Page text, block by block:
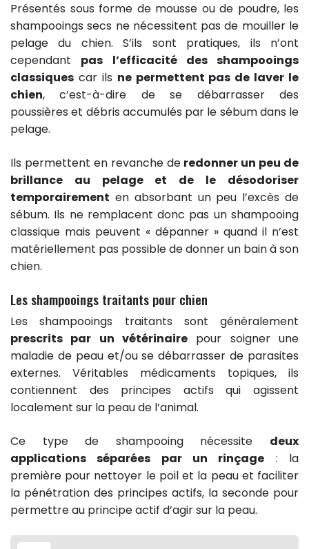
Présentés sous forme de mousse ou de poudre, les
shampooings secs ne nécessitent pas de mouiller le
pelage du chien. S’ils sont pratiques, ils n’ont
cependant pas l’efficacité des shampooings
classiques car ils ne permettent pas de laver le
chien, c’est-à-dire de se débarrasser des
poussières et débris accumulés par le sébum dans le
pelage.
Ils permettent en revanche de redonner un peu de
brillance au pelage et de le désodoriser
temporairement en absorbant un peu l’excès de
sébum. Ils ne remplacent donc pas un shampooing
classique mais peuvent « dépanner » quand il n’est
matériellement pas possible de donner un bain à son
chien.
Les shampooings traitants pour chien
Les shampooings traitants sont généralement
prescrits par un vétérinaire pour soigner une
maladie de peau et/ou se débarrasser de parasites
externes. Véritables médicaments topiques, ils
contiennent des principes actifs qui agissent
localement sur la peau de l’animal.
Ce type de shampooing nécessite deux
applications séparées par un rinçage : la
première pour nettoyer le poil et la peau et faciliter
la pénétration des principes actifs, la seconde pour
permettre au principe actif d’agir sur la peau.